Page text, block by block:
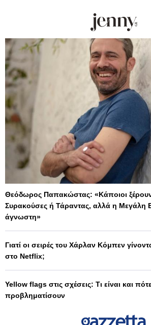
Θεόδωρος Παπακώστας: «Κάποιοι
Συρακούσες ή Τάραντας, αλλά η Μεγάλη
άγνωστη»
Γιατί οι σειρές του Χάρλαν Κόμπεν
στο Netflix;
Yellow flags στις σχέσεις: Τι είναι και
προβληματίσουν